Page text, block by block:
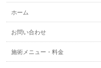
ホーム
お問い合わせ
施術メニュー・料金